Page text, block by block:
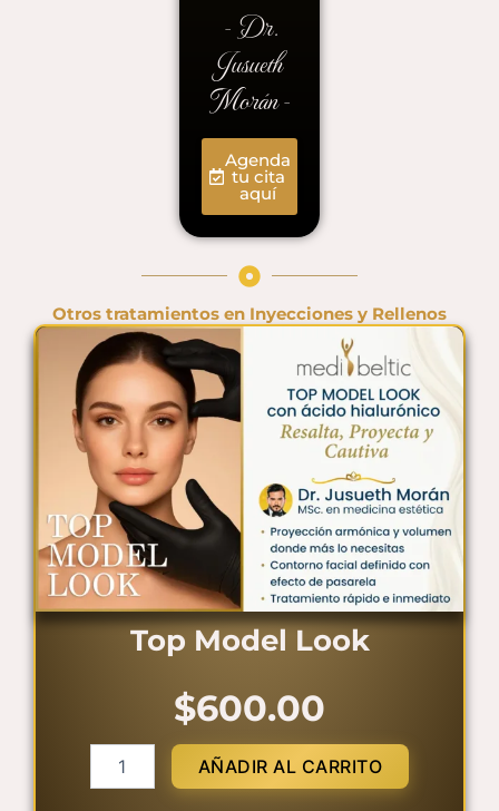
- Dr.
Jusueth
Morán -
Agenda
tu cita
aquí
Otros tratamientos en Inyecciones y Rellenos
Top Model Look
$600.00
AÑADIR AL CARRITO